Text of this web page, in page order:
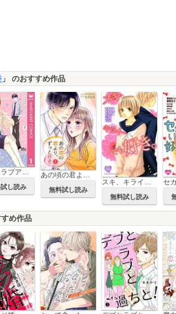
」 のおすすめ作品
ワークラブアンバランス
し読み
あの頃の君より、ずっと好き【描き下ろしおまけ付き特装版】
無料試し読み
スキ、キライ…でも好き。
無料試し読み
すめ作品